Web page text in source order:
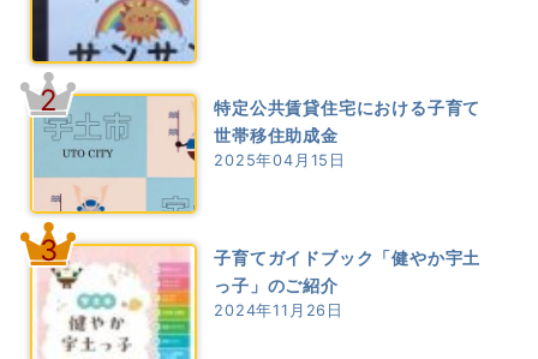
2
特定公共賃貸住宅における子育て
世帯移住助成金
2025年04月15日
3
子育てガイドブック「健やか宇土
っ子」のご紹介
2024年11月26日